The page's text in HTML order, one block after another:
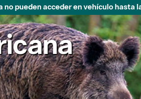
pueden acceder en vehículo